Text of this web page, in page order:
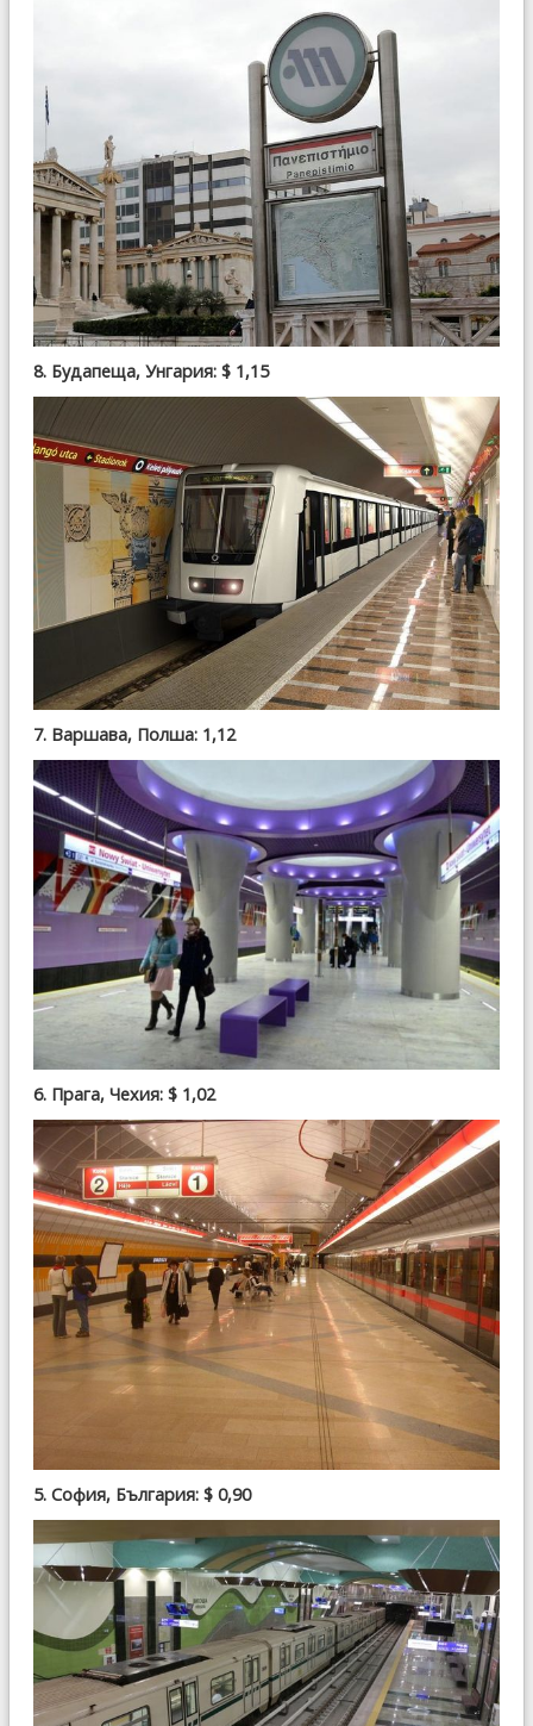
8. Будапеща, Унгария: $ 1,15
7. Варшава, Полша: 1,12
6. Прага, Чехия: $ 1,02
5. София, България: $ 0,90